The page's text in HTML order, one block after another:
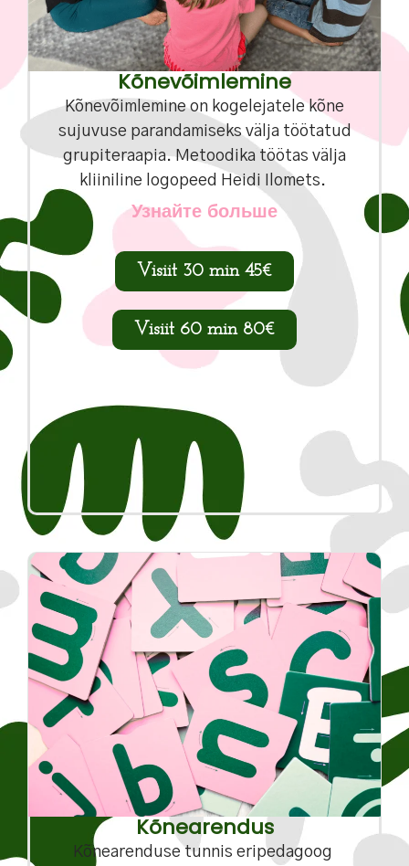
Kõnevõimlemine
Kõnevõimlemine on kogelejatele kõne
sujuvuse parandamiseks välja töötatud
grupiteraapia. Metoodika töötas välja
kliiniline logopeed Heidi Ilomets.
Узнайте больше
Visiit 30 min 45€
Visiit 60 min 80€
Kõnearendus
Kõnearenduse tunnis eripedagoog